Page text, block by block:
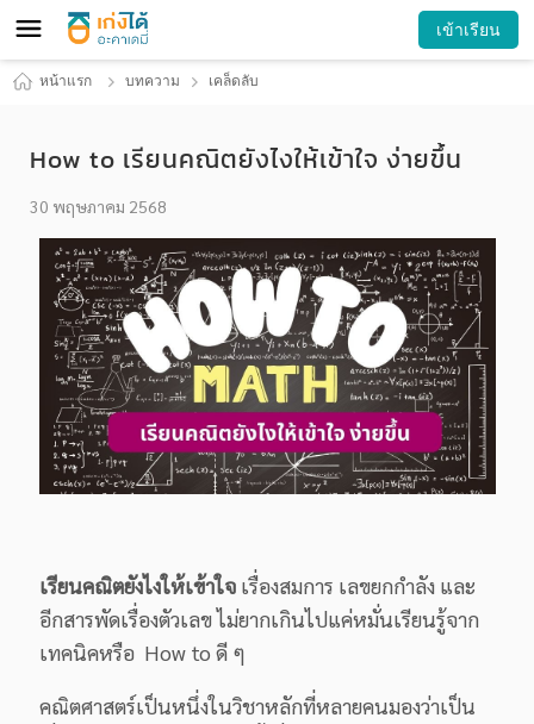
เข้าเรียน
หน้าแรก บทความ เคล็ดลับ
How to เรียนคณิตยังไงให้เข้าใจ ง่ายขึ้น
30 พฤษภาคม 2568
เรียนคณิตยังไงให้เข้าใจเรื่องสมการ เลขยกกำลัง และ
อีกสารพัดเรื่องตัวเลข ไม่ยากเกินไปแค่หมั่นเรียนรู้จาก
เทคนิคหรือ How to ดี ๆ
คณิตศาสตร์เป็นหนึ่งในวิชาหลักที่หลายคนมองว่าเป็น